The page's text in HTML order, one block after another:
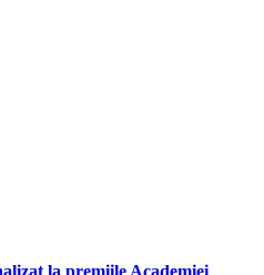
la premiile Academiei